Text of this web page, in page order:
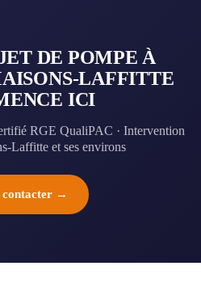
DE POMPE À
LAFFITTE
ICI
RGE QualiPAC · Intervention
Laffitte et ses environs
contacter →